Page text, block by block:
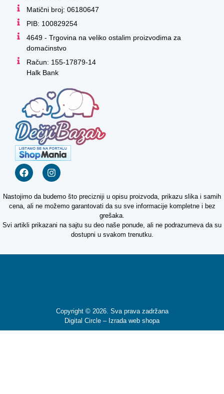
Matični broj: 06180647
PIB: 100829254
4649 - Trgovina na veliko ostalim proizvodima za
domaćinstvo
Račun: 155-17879-14
Halk Bank
Nastojimo da budemo što precizniji u opisu proizvoda, prikazu slika i samih
cena, ali ne možemo garantovati da su sve informacije kompletne i bez
grešaka.
Svi artikli prikazani na sajtu su deo naše ponude, ali ne podrazumeva da su
dostupni u svakom trenutku.
Copyright © 2026. Sva prava zadržana
Digital Circle – Izrada web shopa
Kako mogu da
pomognem?